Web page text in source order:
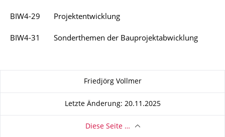
BIW4-29 Projektentwicklung
BIW4-31 Sonderthemen der Bauprojektabwicklung
Friedjörg Vollmer
Letzte Änderung: 20.11.2025
Diese Seite …